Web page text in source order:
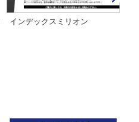
インデックスミリオン